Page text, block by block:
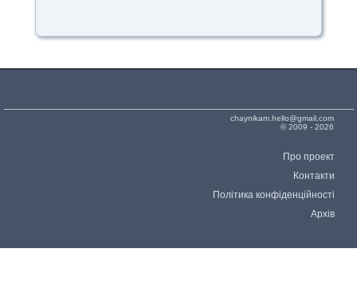
chaynikam.hello@gmail.com
© 2009 - 2026
Про проект
Контакти
Політика конфіденційності
Архів